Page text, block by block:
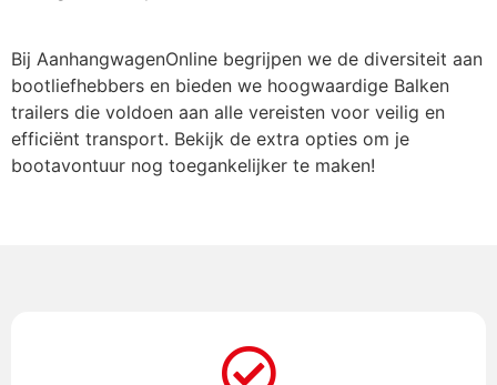
Bij AanhangwagenOnline begrijpen we de diversiteit aan
bootliefhebbers en bieden we hoogwaardige Balken
trailers die voldoen aan alle vereisten voor veilig en
efficiënt transport. Bekijk de extra opties om je
bootavontuur nog toegankelijker te maken!